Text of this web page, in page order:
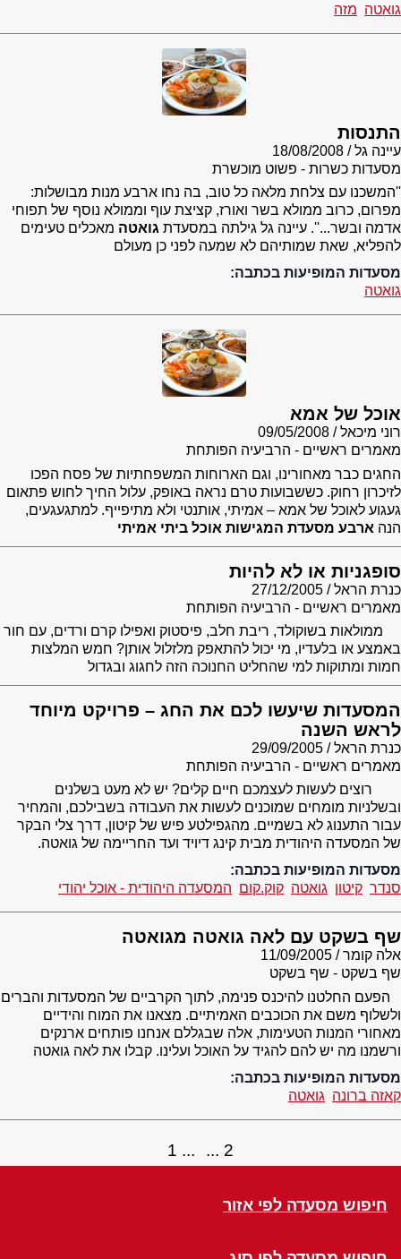
גואטה מזה
התנסות
עיינה גל
18/08/2008
מסעדות כשרות - פשוט מוכשרת
''המשכנו עם צלחת מלאה כל טוב, בה נחו ארבע מנות מבושלות:
מפרום, כרוב ממולא בשר ואורז, קציצת עוף וממולא נוסף של תפוחי
אדמה ובשר...''. עיינה גל גילתה במסעדת גואטה מאכלים טעימים
להפליא, שאת שמותיהם לא שמעה לפני כן מעולם
מסעדות המופיעות בכתבה:
גואטה
אוכל של אמא
רוני מיכאל
09/05/2008
מאמרים ראשיים - הרביעיה הפותחת
החגים כבר מאחורינו, וגם הארוחות המשפחתיות של פסח הפכו
לזיכרון רחוק. כששבועות טרם נראה באופק, עלול החיך לחוש פתאום
געגוע לאוכל של אמא – אמיתי, אותנטי ולא מתיפייף. למתגעגעים,
הנה ארבע מסעדת המגישות אוכל ביתי אמיתי
סופגניות או לא להיות
כנרת הראל 27/12/2005
מאמרים ראשיים - הרביעיה הפותחת
ממולאות בשוקולד, ריבת חלב, פיסטוק ואפילו קרם ורדים, עם חור
באמצע או בלעדיו, מי יכול להתאפק מלזלול אותן? חמש המלצות
חמות ומתוקות למי שהחליט החנוכה הזה לחגוג ובגדול
המסעדות שיעשו לכם את החג – פרויקט מיוחד
לראש השנה
כנרת הראל
29/09/2005
מאמרים ראשיים - הרביעיה הפותחת
רוצים לעשות לעצמכם חיים קלים? יש לא מעט בשלנים
ובשלניות מומחים שמוכנים לעשות את העבודה בשבילכם, והמחיר
עבור התענוג לא בשמיים. מהגפילטע פיש של קיטון, דרך צלי הבקר
של המסעדה היהודית מבית קינג דיויד ועד החריימה של גואטה.
מסעדות המופיעות בכתבה:
סנדר קיטון גואטה קוק.קום המסעדה היהודית - אוכל יהודי
שף בשקט עם לאה גואטה מגואטה
אלה קומר
11/09/2005
שף בשקט - שף בשקט
הפעם החלטנו להיכנס פנימה, לתוך הקרביים של המסעדות והברים
ולשלוף משם את הכוכבים האמיתיים. מצאנו את המוח והידיים
מאחורי המנות הטעימות, אלה שבגללם אנחנו פותחים ארנקים
ורשמנו מה יש להם להגיד על האוכל ועלינו. קבלו את לאה גואטה
מסעדות המופיעות בכתבה:
קאזה ברונה גואטה
1 2
חיפוש מסעדה לפי אזור